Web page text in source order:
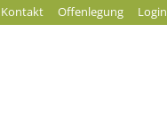
Kontakt Offenlegung Login